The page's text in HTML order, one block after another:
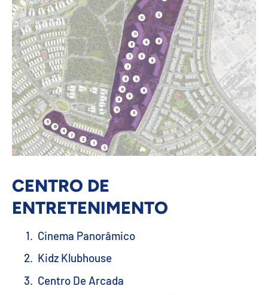
CENTRO DE
ENTRETENIMENTO
Cinema Panorâmico
Kidz Klubhouse
Centro De Arcada